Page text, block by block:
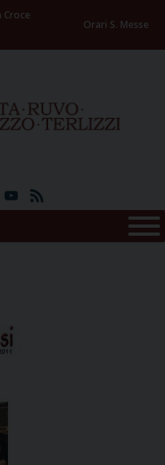
Croce
Orari S. Messe
YouTube